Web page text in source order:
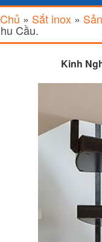
» Sắt inox»
Cầu.
Kinh